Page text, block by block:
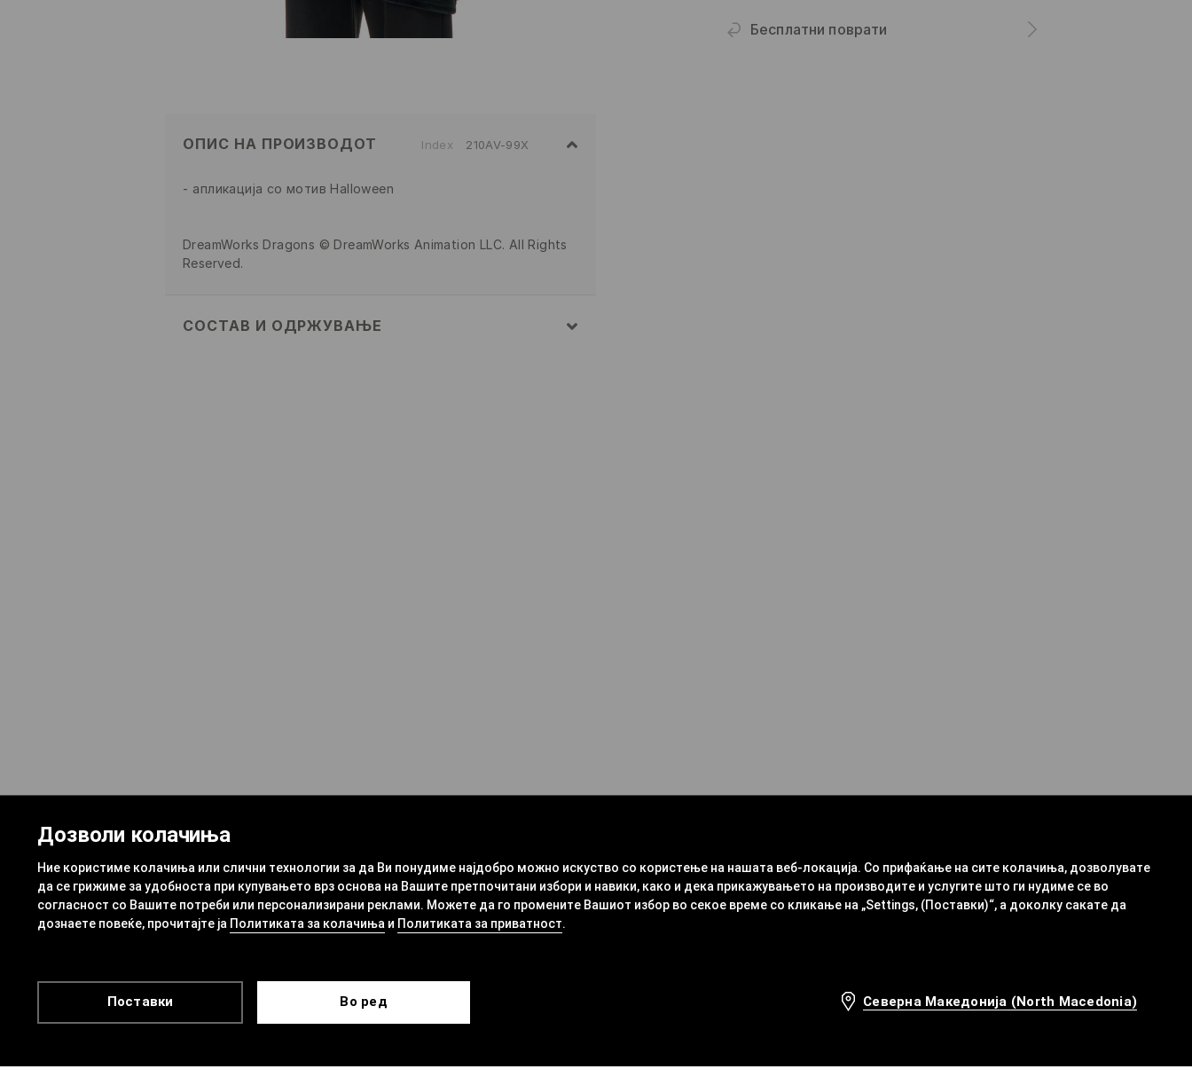
Дозволи колачиња
Ние користиме колачиња или слични технологии за да Ви понудиме најдобро можно искуство со користење на нашата веб-локација. Со прифаќање на сите колачиња, дозволувате
да се грижиме за удобноста при купувањето врз основа на Вашите претпочитани избори и навики, како и дека прикажувањето на производите и услугите што ги нудиме се во
согласност со Вашите потреби или персонализирани реклами. Можете да го промените Вашиот избор во секое време со кликање на „Settings, (Поставки)“, а доколку сакате да
дознаете повеќе, прочитајте ја Политиката за колачиња и Политиката за приватност.
Поставки Во ред Северна Македонија (North Macedonia)
Бесплатни поврати
ОПИС НА ПРОИЗВОДОТ Index 210AV-99X
апликација со мотив Halloween
DreamWorks Dragons © DreamWorks Animation LLC. All Rights
Reserved.
СОСТАВ И ОДРЖУВАЊЕ